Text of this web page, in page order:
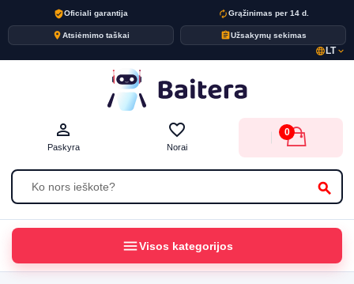
verified_userOficiali garantija autorenewGrąžinimas per 14 d.
placeAtsiėmimo taškai assignmentUžsakymų sekimas
language LTexpand_more
search
person_outline
Paskyra
favorite_border
Norai
0
menuVisos kategorijos